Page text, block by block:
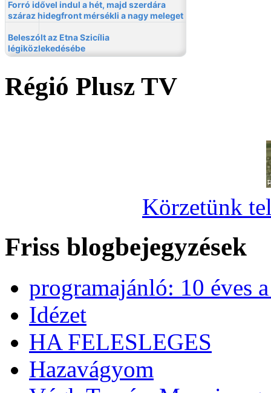
Régió Plusz TV
Körzetünk
Friss blogbejegyzések
programajánló: 10 éves
Idézet
HA FELESLEGES
Hazavágyom